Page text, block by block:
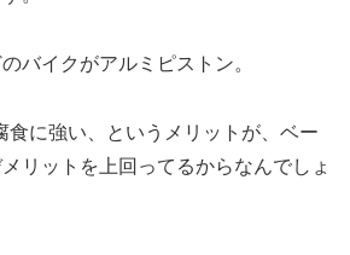
バイクがアルミピストン。
食に強い、というメリットが、ベー
リットを上回ってるからなんでしょ